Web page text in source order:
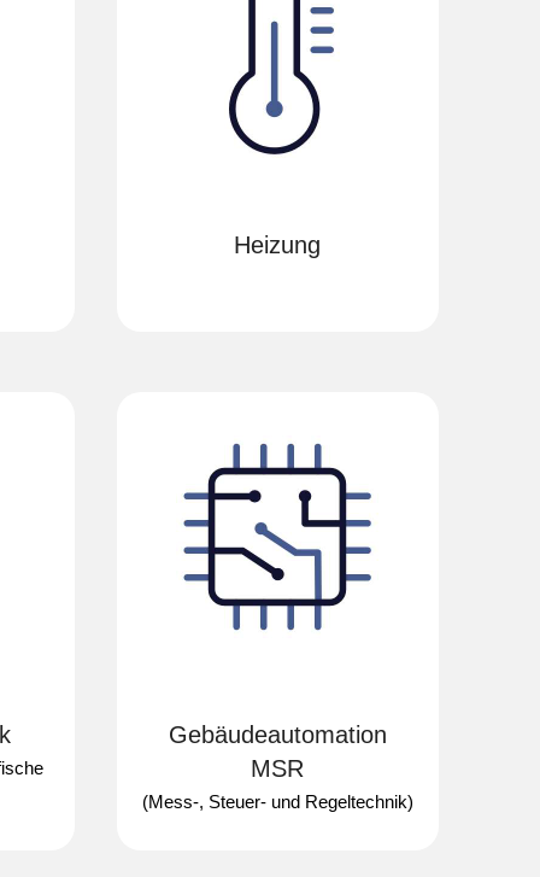
Heizung
Gebäude­automation
MSR
(Mess-, Steuer- und Regeltechnik)